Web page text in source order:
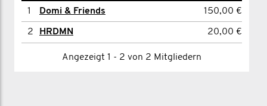
1
Dominik Brüggemann 150,00 €
Angezeigt 1 - 1 von 1 Mitgliedern
1
Domi & Friends 150,00 €
2 HRDMN 20,00 €
Angezeigt 1 - 2 von 2 Mitgliedern